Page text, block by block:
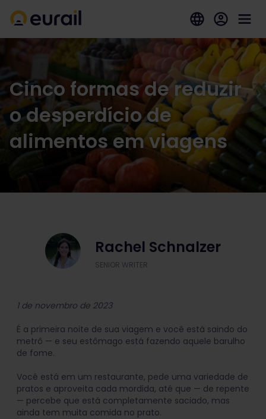
Cinco formas de reduzir
o desperdício de
alimentos em viagens
Rachel Schnalzer
SENIOR WRITER
1 de novembro de 2023
É a primeira noite de sua viagem e você está saindo do
metrô — e seu estômago está fazendo aquele barulho
de fome.
Você está em um restaurante, pede uma variedade de
pratos e aproveita cada mordida, até que — de repente
— percebe que está completamente saciado, mas
ainda tem muita comida no prato.